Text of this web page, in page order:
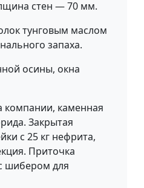
стен — 70 мм.
тунговым маслом
запаха.
осины, окна
компании, каменная
Закрытая
с 25 кг нефрита,
Приточка
шибером для